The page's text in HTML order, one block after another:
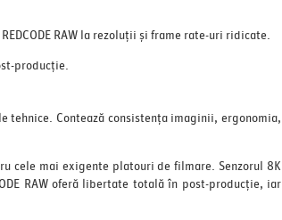
RAW la rezoluții și frame rate-uri ridicate.
producție.
tehnice. Contează consistența imaginii, ergonomia,
cele mai exigente platouri de filmare. Senzorul 8K
RAW oferă libertate totală în post-producție, iar